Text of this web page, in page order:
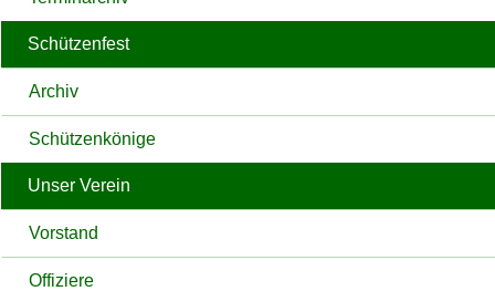
Schützenfest
Archiv
Schützenkönige
Unser Verein
Vorstand
Offiziere